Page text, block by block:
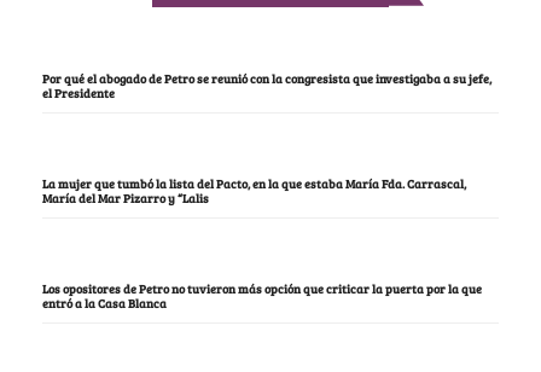
Por qué el abogado de Petro se reunió con la congresista que investigaba a su jefe,
el Presidente
La mujer que tumbó la lista del Pacto, en la que estaba María Fda. Carrascal,
María del Mar Pizarro y “Lalis
Los opositores de Petro no tuvieron más opción que criticar la puerta por la que
entró a la Casa Blanca